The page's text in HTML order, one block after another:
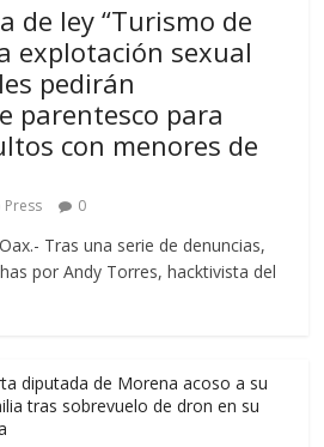
de ley “Turismo de
explotación sexual
pedirán
parentesco para
con menores de
Press 0
Tras una serie de denuncias,
por Andy Torres, hacktivista del
diputada de Morena acoso a su
tras sobrevuelo de dron en su